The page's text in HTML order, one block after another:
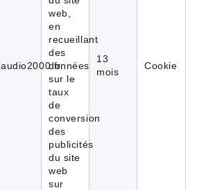
audio2000.fr
web,
en
recueillant
des
données
sur le
taux
de
conversion
des
publicités
du site
web
sur
13
mois
Cookie